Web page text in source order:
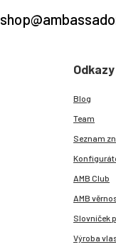
Odkazy
Blog
Team
Seznam
AMB Club
AMB
Slovníček
Výroba